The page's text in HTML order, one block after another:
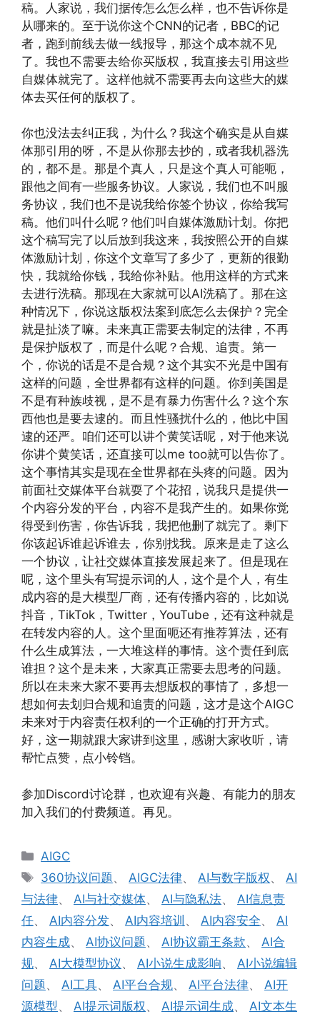
稿。人家说，我们据传怎么怎么样，也不告诉你是
从哪来的。至于说你这个CNN的记者，BBC的记
者，跑到前线去做一线报导，那这个成本就不见
了。我也不需要去给你买版权，我直接去引用这些
自媒体就完了。这样他就不需要再去向这些大的媒
体去买任何的版权了。
你也没法去纠正我，为什么？我这个确实是从自媒
体那引用的呀，不是从你那去抄的，或者我机器洗
的，都不是。那是个真人，只是这个真人可能呃，
跟他之间有一些服务协议。人家说，我们也不叫服
务协议，我们也不是说我给你签个协议，你给我写
稿。他们叫什么呢？他们叫自媒体激励计划。你把
这个稿写完了以后放到我这来，我按照公开的自媒
体激励计划，你这个文章写了多少了，更新的很勤
快，我就给你钱，我给你补贴。他用这样的方式来
去进行洗稿。那现在大家就可以AI洗稿了。那在这
种情况下，你说这版权法案到底怎么去保护？完全
就是扯淡了嘛。未来真正需要去制定的法律，不再
是保护版权了，而是什么呢？合规、追责。第一
个，你说的话是不是合规？这个其实不光是中国有
这样的问题，全世界都有这样的问题。你到美国是
不是有种族歧视，是不是有暴力伤害什么？这个东
西他也是要去逮的。而且性骚扰什么的，他比中国
逮的还严。咱们还可以讲个黄笑话呢，对于他来说
你讲个黄笑话，还直接可以me too就可以告你了。
这个事情其实是现在全世界都在头疼的问题。因为
前面社交媒体平台就耍了个花招，说我只是提供一
个内容分发的平台，内容不是我产生的。如果你觉
得受到伤害，你告诉我，我把他删了就完了。剩下
你该起诉谁起诉谁去，你别找我。原来是走了这么
一个协议，让社交媒体直接发展起来了。但是现在
呢，这个里头有写提示词的人，这个是个人，有生
成内容的是大模型厂商，还有传播内容的，比如说
抖音，TikTok，Twitter，YouTube，还有这种就是
在转发内容的人。这个里面呃还有推荐算法，还有
什么生成算法，一大堆这样的事情。这个责任到底
谁担？这个是未来，大家真正需要去思考的问题。
所以在未来大家不要再去想版权的事情了，多想一
想如何去划归合规和追责的问题，这才是这个AIGC
未来对于内容责任权利的一个正确的打开方式。
好，这一期就跟大家讲到这里，感谢大家收听，请
帮忙点赞，点小铃铛。
参加Discord讨论群，也欢迎有兴趣、有能力的朋友
加入我们的付费频道。再见。
分
类
AIGC
标
签
360协议问题、 AIGC法律、 AI与数字版权 、 AI
与法律、 AI与社交媒体、 AI与隐私法、 AI信息责
任、 AI内容分发、 AI内容培训 、 AI内容安全、 AI
内容生成、 AI协议问题、 AI协议霸王条款、 AI合
规、 AI大模型协议 、 AI小说生成影响、 AI小说编辑
问题、 AI工具、 AI平台合规、 AI平台法律、 AI开
源模型、 AI提示词版权 、 AI提示词生成、 AI文本生